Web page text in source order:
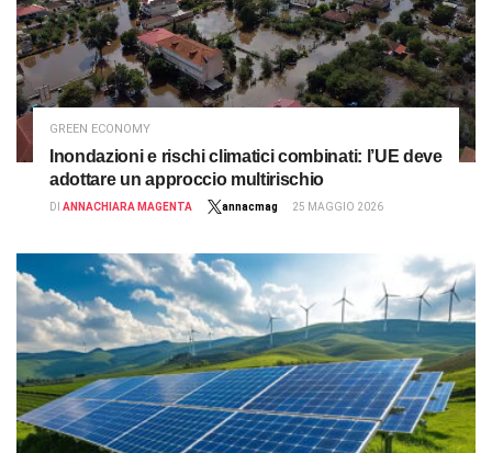
GREEN ECONOMY
Inondazioni e rischi climatici combinati: l’UE deve
adottare un approccio multirischio
DI ANNACHIARA MAGENTA annacmag 25 MAGGIO 2026